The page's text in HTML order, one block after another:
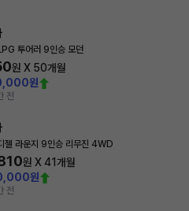
투어러 9인승 모던
원 X 50개월
원
전
젤 라운지 9인승 리무진 4WD
원 X41개월
원
전